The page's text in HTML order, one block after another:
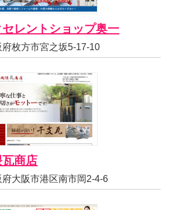
レントショップ奥一
枚方市宮之坂5-17-10
商店
大阪市港区南市岡2-4-6